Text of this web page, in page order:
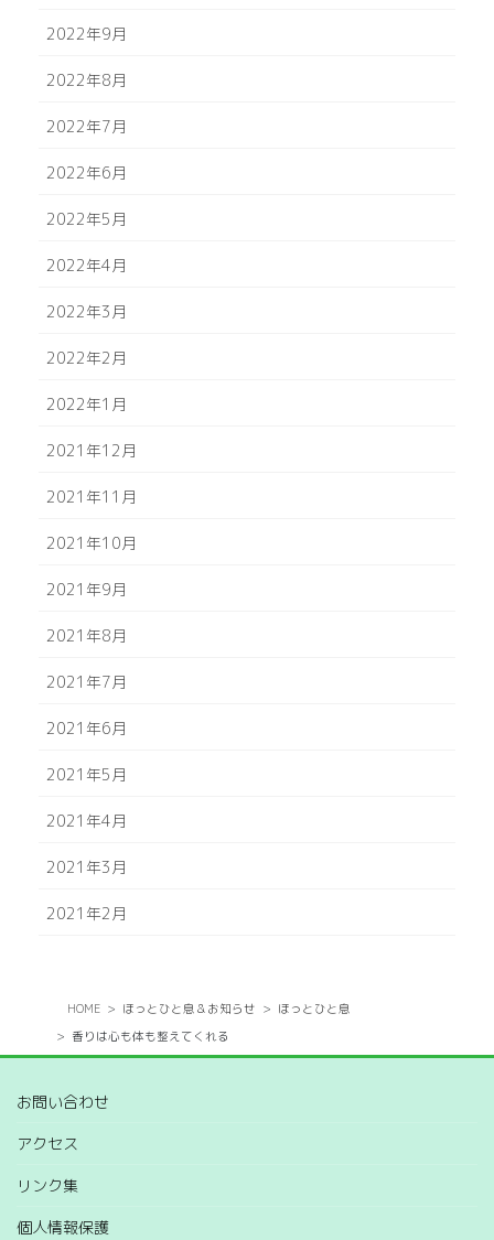
2022年9月
2022年8月
2022年7月
2022年6月
2022年5月
2022年4月
2022年3月
2022年2月
2022年1月
2021年12月
2021年11月
2021年10月
2021年9月
2021年8月
2021年7月
2021年6月
2021年5月
2021年4月
2021年3月
2021年2月
HOME ほっとひと息＆お知らせ
ほっとひと息
香りは心も体も整えてくれる
お問い合わせ
アクセス
リンク集
個人情報保護